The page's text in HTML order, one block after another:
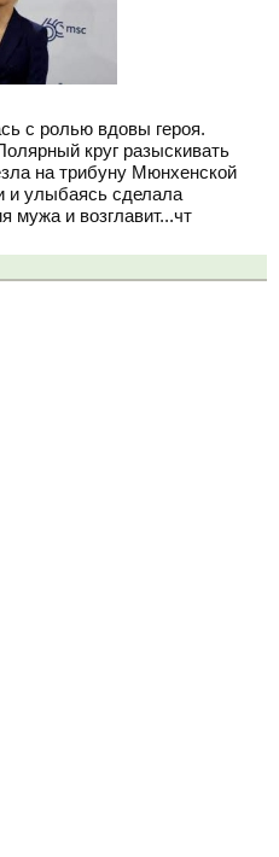
с ролью вдовы героя.
круг разыскивать
на трибуну Мюнхенской
и улыбаясь сделала
мужа и возглавит...чт